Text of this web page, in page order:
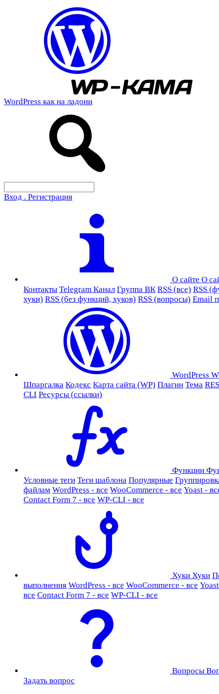
WordPress как на ладони
Вход . Регистрация
О сайте О
Контакты Telegram Канал Группа ВК RSS (все) RSS
хуки) RSS (без функций, хуков) RSS (вопросы) Email
WordPress
Шпаргалка Кодекс Карта сайта (WP) Плагин Тема
CLI Ресурсы (ссылки)
Функции
Условные теги Теги шаблона Популярные
файлам WordPress - все WooCommerce - все Yoast -
Contact Form 7 - все WP-CLI - все
Хуки Хуки
выполнения WordPress - все WooCommerce - все
все Contact Form 7 - все WP-CLI - все
Вопросы
Задать вопрос